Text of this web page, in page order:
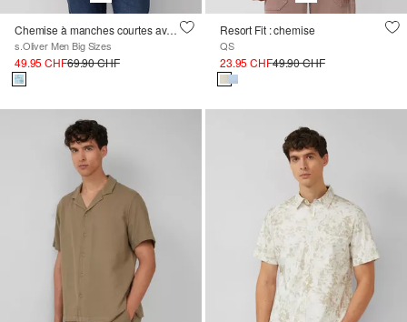
Chemise à manches courtes avec imprimé all-over et poche poitrine
s.Oliver Men Big Sizes
49.95 CHF69.90 CHF
Resort Fit : chemise
QS
23.95 CHF49.90 CHF